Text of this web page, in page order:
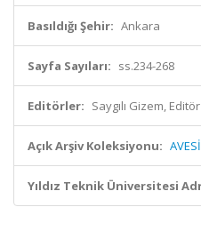
Basıldığı Şehir: Ankara
Sayfa Sayıları: ss.234-268
Editörler: Saygılı Gizem, Editör
Açık Arşiv Koleksiyonu:
Yıldız Teknik Üniversitesi